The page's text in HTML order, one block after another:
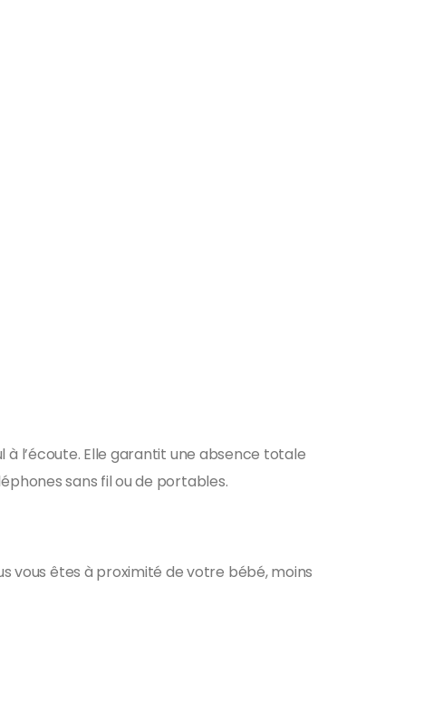
à l’écoute. Elle garantit une absence totale
sans fil ou de portables.
vous êtes à proximité de votre bébé, moins